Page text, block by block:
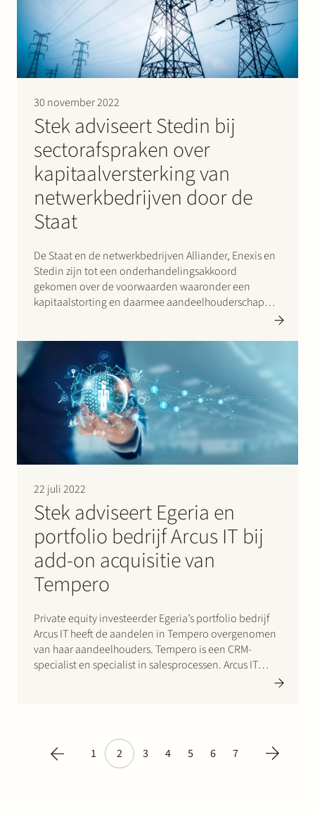
30 november 2022
Stek adviseert Stedin bij
sectorafspraken over
kapitaalversterking van
netwerkbedrijven door de
Staat
De Staat en de netwerkbedrijven Alliander, Enexis en
Stedin zijn tot een onderhandelingsakkoord
gekomen over de voorwaarden waaronder een
kapitaalstorting en daarmee aandeelhouderschap
door de Staat in de netwerkbedrijven in de toekomst
een ‘afsprakenkader’, dat de ministers Kaag…
22 juli 2022
Stek adviseert Egeria en
portfolio bedrijf Arcus IT bij
add-on acquisitie van
Tempero
Private equity investeerder Egeria’s portfolio bedrijf
Arcus IT heeft de aandelen in Tempero overgenomen
van haar aandeelhouders. Tempero is een CRM-
specialist en specialist in salesprocessen. Arcus IT
1
2 3 4 5 6 7